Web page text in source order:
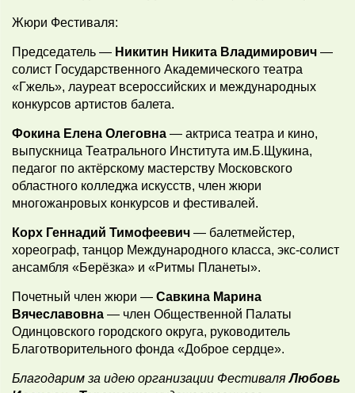
Жюри Фестиваля:
Председатель — Никитин Никита Владимирович —
солист Государственного Академического театра
«Гжель», лауреат всероссийских и международных
конкурсов артистов балета.
Фокина Елена Олеговна — актриса театра и кино,
выпускница Театрального Института им.Б.Щукина,
педагог по актёрскому мастерству Московского
областного колледжа искусств, член жюри
многожанровых конкурсов и фестивалей.
Корх Геннадий Тимофеевич — балетмейстер,
хореограф, танцор Международного класса, экс-солист
ансамбля «Берёзка» и «Ритмы Планеты».
Почетный член жюри — Савкина Марина
Вячеславовна — член Общественной Палаты
Одинцовского городского округа, руководитель
Благотворительного фонда «Доброе сердце».
Благодарим за идею организации ФестиваляЛюбовь